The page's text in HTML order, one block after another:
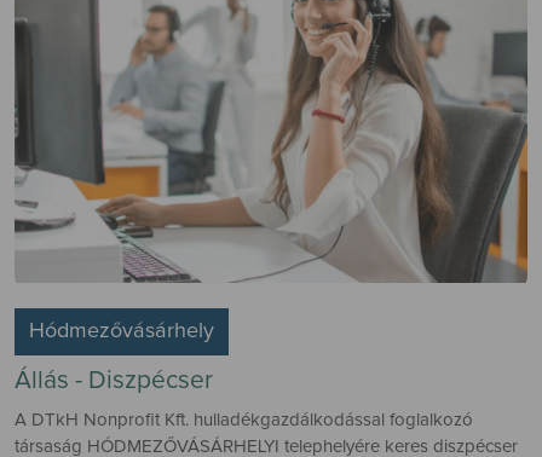
Hódmezővásárhely
Állás - Diszpécser
A DTkH Nonprofit Kft. hulladékgazdálkodással foglalkozó
társaság HÓDMEZŐVÁSÁRHELYI telephelyére keres diszpécser